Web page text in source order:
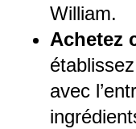
William.
Achetez
avec